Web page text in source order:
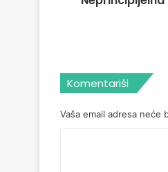
Komentariši
Vaša email adresa neće